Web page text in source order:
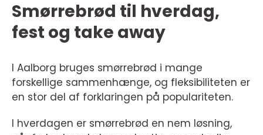
Smørrebrød til hverdag,
fest og take away
I Aalborg bruges smørrebrød i mange
forskellige sammenhænge, og fleksibiliteten er
en stor del af forklaringen på populariteten.
I hverdagen er smørrebrød en nem løsning,